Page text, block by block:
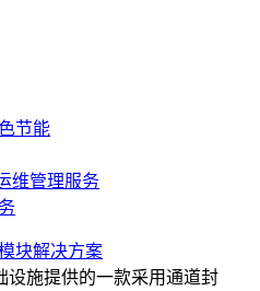
节能
维管理服务
块解决方案
设施提供的一款采用通道封